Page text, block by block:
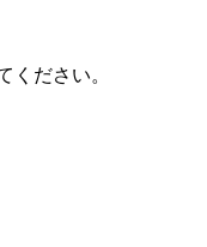
ださい。